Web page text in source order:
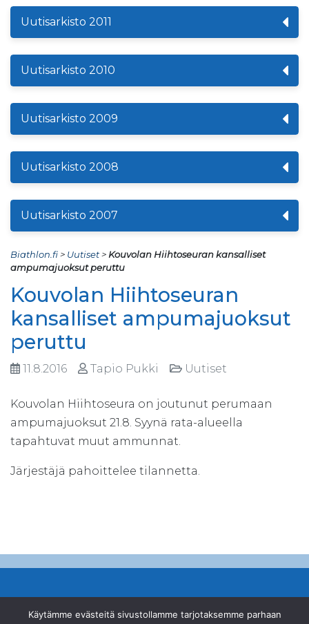
Uutisarkisto 2011
Uutisarkisto 2010
Uutisarkisto 2009
Uutisarkisto 2008
Uutisarkisto 2007
Biathlon.fi> Uutiset> Kouvolan Hiihtoseuran kansalliset
ampumajuoksut peruttu
Kouvolan Hiihtoseuran
kansalliset ampumajuoksut
peruttu
11.8.2016 Tapio Pukki Uutiset
Kouvolan Hiihtoseura on joutunut perumaan
ampumajuoksut 21.8. Syynä rata-alueella
tapahtuvat muut ammunnat.
Järjestäjä pahoittelee tilannetta.
© Suomen Ampumahiihtoliitto ry
Käytämme evästeitä sivustollamme tarjotaksemme parhaan